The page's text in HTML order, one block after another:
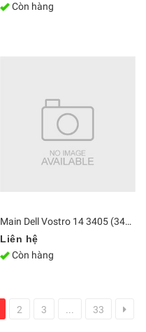
Còn hàng
Main Dell Vostro 14 3405 (3405-V4R53500U003W) Ryzen 5 3500U
Liên hệ
Còn hàng
2 3 ... 33